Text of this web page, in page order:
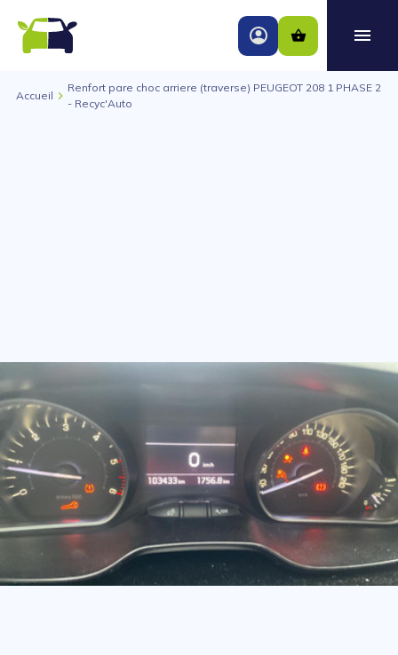
Accueil
Renfort pare choc arriere (traverse) PEUGEOT 208 1 PHASE 2
- Recyc'Auto